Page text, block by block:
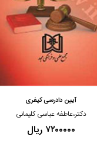
آیین دادرسی کیفری
دکتر،عاطفه عباسی کلیمانی
۷۲۰۰۰۰۰ ریال